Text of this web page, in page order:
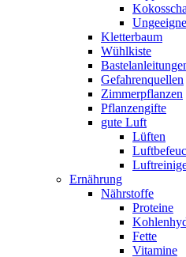
Kletterbaum
Wühlkiste
Gefahrenquellen
Zimmerpflanzen
Pflanzengifte
gute Luft
Lüften
Ernährung
Nährstoffe
Proteine
Fette
Vitamine